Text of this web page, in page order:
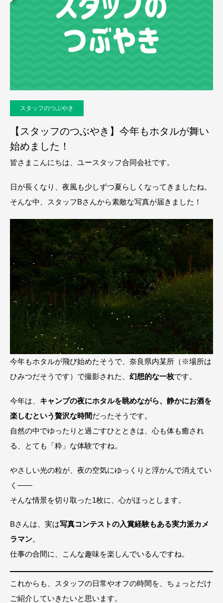
スタッフのつぶやき
【スタッフのつぶやき】今年もホタルが舞い
始めました！
皆さまこんにちは、ユースタッフ合同会社です。
日が長くなり、夜風も少しずつ夏らしくなってきましたね。
そんな中、スタッフBさんから素敵な写真が届きました！
今年もホタルが飛び始めたそうで、奈良県内某所（※場所は
ひみつだそうです）で撮影された、 幻想的な一枚です。
今年は、 キャンプの夜にホタルを眺めながら、静かにお酒を
楽しむという贅沢な時間だったそうです。
自然の中でゆったりと過ごすひとときは、心も体も癒され
る、とても「粋」な体験ですね。
やさしい光の粒が、夜の空気にゆっくりと浮かんで消えてい
く――
そんな情景を切り取った1枚に、心がほっとします。
Bさんは、実は写真コンテストの入賞経験もある実力派カメ
ラマン。
仕事の合間に、こんな趣味を楽しんでいるんですね。
これからも、スタッフの日常やオフの時間を、ちょっとだけ
ご紹介していきたいと思います。